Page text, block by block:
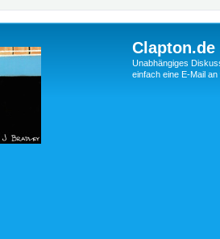
Unabhängiges
einfach eine E-Mail